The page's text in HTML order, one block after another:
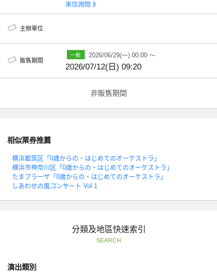
來信詢問 ⟫
主辦單位
販售期間
2026/06/29(一) 00:00 ～
2026/07/12(日) 09:20
非販售期間
相似票券推薦
横浜都筑区「0歳からの・はじめてのオーケストラ」
横浜市神奈川区「0歳からの・はじめてのオーケストラ」
たまプラーザ「0歳からの・はじめてのオーケストラ」
しあわせの風コンサート Vol.1
分類及地區快速索引
SEARCH
演出類別